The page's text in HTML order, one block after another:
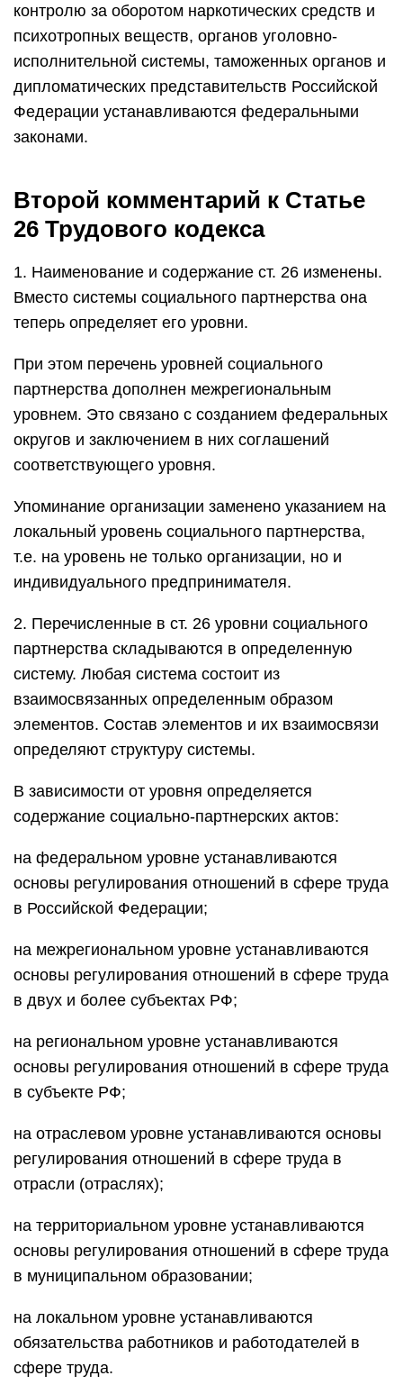
контролю за оборотом наркотических средств и
психотропных веществ, органов уголовно-
исполнительной системы, таможенных органов и
дипломатических представительств Российской
Федерации устанавливаются федеральными
законами.
Второй комментарий к Статье
26 Трудового кодекса
1. Наименование и содержание ст. 26 изменены.
Вместо системы социального партнерства она
теперь определяет его уровни.
При этом перечень уровней социального
партнерства дополнен межрегиональным
уровнем. Это связано с созданием федеральных
округов и заключением в них соглашений
соответствующего уровня.
Упоминание организации заменено указанием на
локальный уровень социального партнерства,
т.е. на уровень не только организации, но и
индивидуального предпринимателя.
2. Перечисленные в ст. 26 уровни социального
партнерства складываются в определенную
систему. Любая система состоит из
взаимосвязанных определенным образом
элементов. Состав элементов и их взаимосвязи
определяют структуру системы.
В зависимости от уровня определяется
содержание социально-партнерских актов:
на федеральном уровне устанавливаются
основы регулирования отношений в сфере труда
в Российской Федерации;
на межрегиональном уровне устанавливаются
основы регулирования отношений в сфере труда
в двух и более субъектах РФ;
на региональном уровне устанавливаются
основы регулирования отношений в сфере труда
в субъекте РФ;
на отраслевом уровне устанавливаются основы
регулирования отношений в сфере труда в
отрасли (отраслях);
на территориальном уровне устанавливаются
основы регулирования отношений в сфере труда
в муниципальном образовании;
на локальном уровне устанавливаются
обязательства работников и работодателей в
сфере труда.